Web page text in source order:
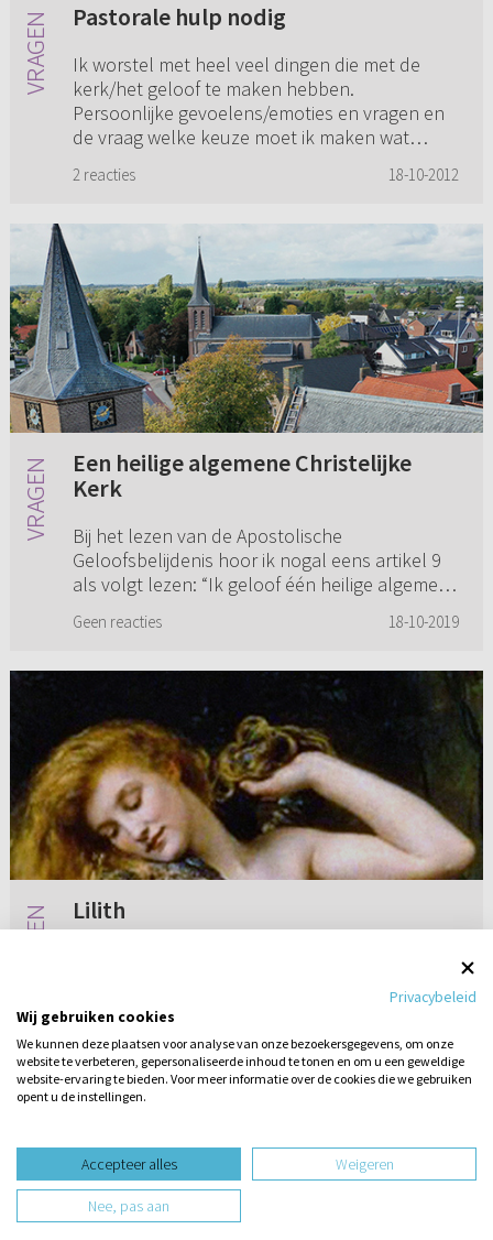
Pastorale hulp nodig
Ik worstel met heel veel dingen die met de
kerk/het geloof te maken hebben.
Persoonlijke gevoelens/emoties en vragen en
de vraag welke keuze moet ik maken wat
2 reacties 18-10-2012
Een heilige algemene Christelijke
Kerk
Bij het lezen van de Apostolische
Geloofsbelijdenis hoor ik nogal eens artikel 9
als volgt lezen: “Ik geloof één heilige algemene
het staat niet als telw...
Geen reacties 18-10-2019
Lilith
eerst geschapen en Eva later toen hij niet een
gelijke aan hemzelf kon vinden. Komt daar
Lilith vandaan?
4 reacties 18-10-2019
design website door
website-ontwikkeling door
een vraag
Privacybeleid
Wij gebruiken cookies
We kunnen deze plaatsen voor analyse van onze bezoekersgegevens, om onze
website te verbeteren, gepersonaliseerde inhoud te tonen en om u een geweldige
website-ervaring te bieden. Voor meer informatie over de cookies die we gebruiken
opent u de instellingen.
Accepteer alles Weigeren
Nee, pas aan